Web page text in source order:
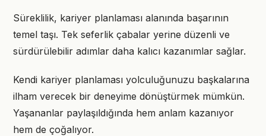
Süreklilik, kariyer planlaması alanında başarının
temel taşı. Tek seferlik çabalar yerine düzenli ve
sürdürülebilir adımlar daha kalıcı kazanımlar sağlar.
Kendi kariyer planlaması yolculuğunuzu başkalarına
ilham verecek bir deneyime dönüştürmek mümkün.
Yaşananlar paylaşıldığında hem anlam kazanıyor
hem de çoğalıyor.